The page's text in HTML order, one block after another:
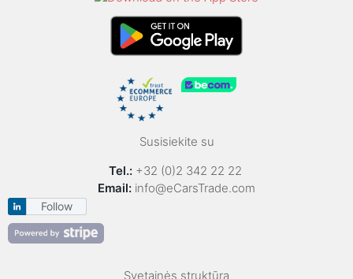
Susisiekite su
Tel.: +32 (0)2 342 22 22
Email: info@eCarsTrade.com
Follow
Svetainės struktūra